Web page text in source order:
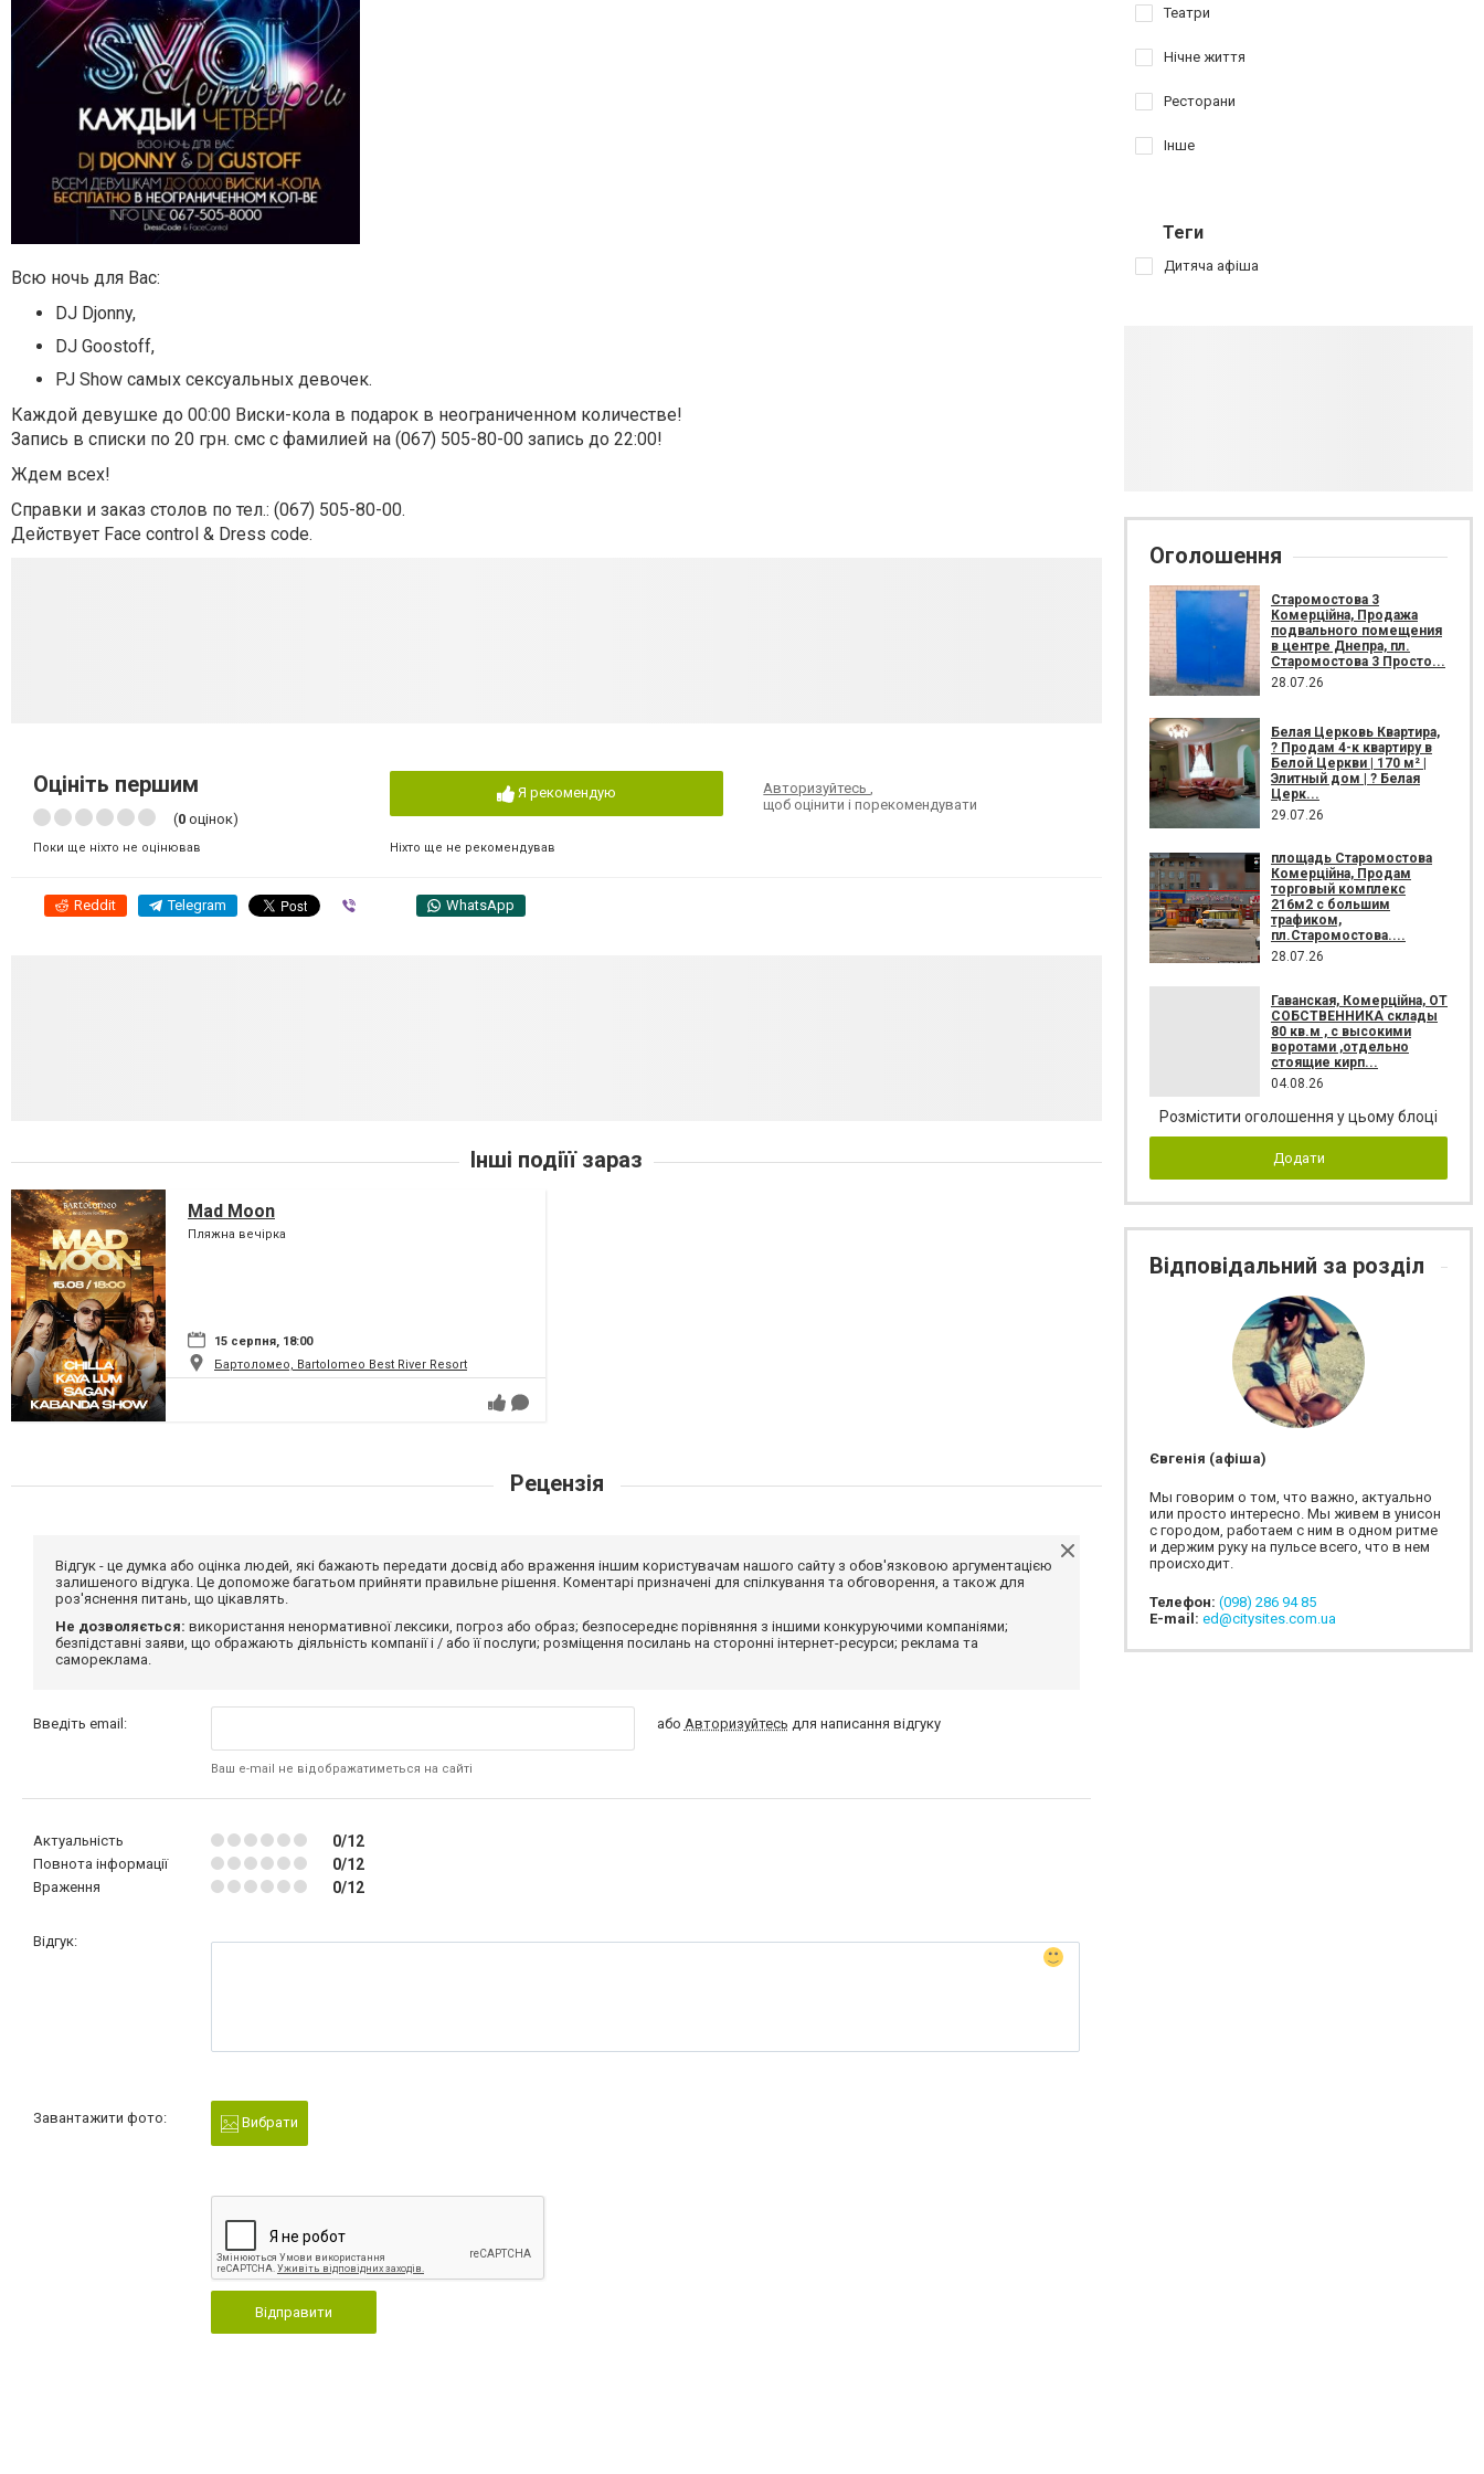
Всю ночь для Вас:
DJ Djonny,
DJ Goostoff,
PJ Show самых сексуальных девочек.
Каждой девушке до 00:00 Виски-кола в подарок в неограниченном количестве!
Запись в списки по 20 грн. смс с фамилией на (067) 505-80-00 запись до 22:00!
Ждем всех!
Справки и заказ столов по тел.: (067) 505-80-00.
Действует Face control & Dress code.
Оцініть першим
(0 оцінок)
Поки ще ніхто не оцінював
Я рекомендую
Ніхто ще не рекомендував
Авторизуйтесь,
щоб оцінити і порекомендувати
Reddit Telegram WhatsApp
Інші подіїї зараз
Mad Moon
Пляжна вечірка
15 серпня, 18:00
Бартоломео, Bartolomeo Best River Resort
Рецензія
Відгук - це думка або оцінка людей, які бажають передати досвід або враження іншим користувачам нашого сайту з обов'язковою аргументацією
залишеного відгука. Це допоможе багатьом прийняти правильне рішення. Коментарі призначені для спілкування та обговорення, а також для
роз'яснення питань, що цікавлять.
Не дозволяється: використання ненормативної лексики, погроз або образ; безпосереднє порівняння з іншими конкуруючими компаніями;
безпідставні заяви, що ображають діяльність компанії і / або її послуги; розміщення посилань на сторонні інтернет-ресурси; реклама та
самореклама.
Введіть email:
Ваш e-mail не відображатиметься на сайті
або Авторизуйтесь для написання відгуку
Актуальність 0/12
Повнота інформації 0/12
Враження 0/12
Відгук:
Завантажити фото: Вибрати
Відправити
Театри
Нічне життя
Ресторани
Інше
Теги
Дитяча афіша
Оголошення
Старомостова 3
Комерційна, Продажа
подвального помещения
в центре Днепра, пл.
Старомостова 3 Просто...
28.07.26
Белая Церковь Квартира,
? Продам 4-к квартиру в
Белой Церкви | 170 м² |
Элитный дом | ? Белая
Церк...
29.07.26
площадь Старомостова
Комерційна, Продам
торговый комплекс
216м2 с большим
трафиком,
пл.Старомостова....
28.07.26
Гаванская, Комерційна, ОТ
СОБСТВЕННИКА склады
80 кв.м , c высокими
воротами ,отдельно
стоящие кирп...
04.08.26
Розмістити оголошення у цьому блоці
Додати
Відповідальний за розділ
Євгенія (афіша)
Мы говорим о том, что важно, актуально
или просто интересно. Мы живем в унисон
с городом, работаем с ним в одном ритме
и держим руку на пульсе всего, что в нем
происходит.
Телефон: (098) 286 94 85
E-mail: ed@citysites.com.ua